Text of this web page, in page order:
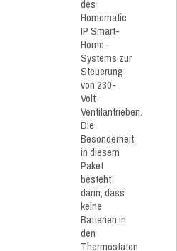
des
Homematic
IP Smart-
Home-
Systems zur
Steuerung
von 230-
Volt-
Ventilantrieben.
Die
Besonderheit
in diesem
Paket
besteht
darin, dass
keine
Batterien in
den
Thermostaten